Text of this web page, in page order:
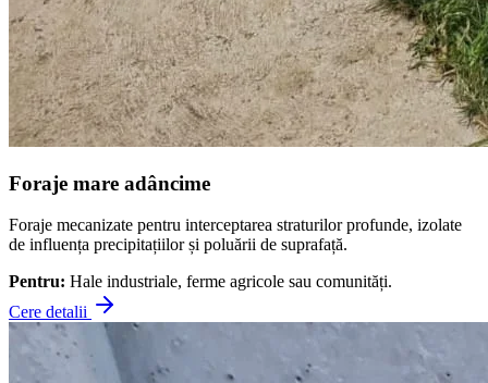
Foraje mare adâncime
Foraje mecanizate pentru interceptarea straturilor profunde, izolate
de influența precipitațiilor și poluării de suprafață.
Pentru: Hale industriale, ferme agricole sau comunități.
Cere detalii